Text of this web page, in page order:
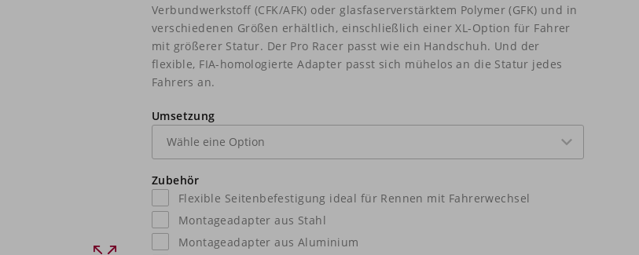
Verbundwerkstoff (CFK/AFK) oder glasfaserverstärktem Polymer (GFK) und in
verschiedenen Größen erhältlich, einschließlich einer XL-Option für Fahrer
mit größerer Statur. Der Pro Racer passt wie ein Handschuh. Und der
flexible, FIA-homologierte Adapter passt sich mühelos an die Statur jedes
Fahrers an.
Umsetzung
Zubehör
Flexible Seitenbefestigung ideal für Rennen mit Fahrerwechsel
Montageadapter aus Stahl
Montageadapter aus Aluminium